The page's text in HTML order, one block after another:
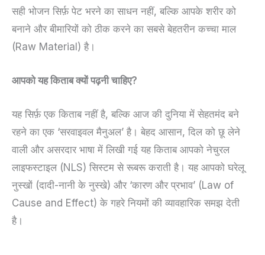
सही भोजन सिर्फ़ पेट भरने का साधन नहीं, बल्कि आपके शरीर को
बनाने और बीमारियों को ठीक करने का सबसे बेहतरीन कच्चा माल
(Raw Material) है।
आपको यह किताब क्यों पढ़नी चाहिए?
यह सिर्फ़ एक किताब नहीं है, बल्कि आज की दुनिया में सेहतमंद बने
रहने का एक ‘सरवाइवल मैनुअल’ है। बेहद आसान, दिल को छू लेने
वाली और असरदार भाषा में लिखी गई यह किताब आपको नेचुरल
लाइफस्टाइल (NLS) सिस्टम से रूबरू कराती है। यह आपको घरेलू
नुस्खों (दादी-नानी के नुस्खे) और ‘कारण और प्रभाव’ (Law of
Cause and Effect) के गहरे नियमों की व्यावहारिक समझ देती
है।